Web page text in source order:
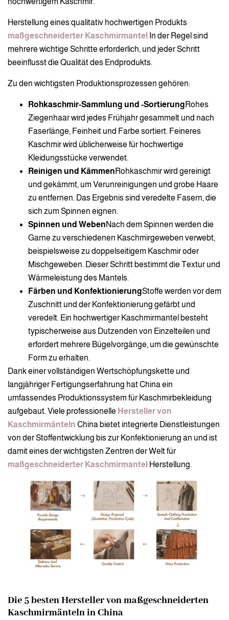
Herstellung eines qualitativ hochwertigen Produkts
maßgeschneiderter Kaschmirmantel
In der Regel sind
mehrere wichtige Schritte erforderlich, und jeder Schritt
beeinflusst die Qualität des Endprodukts.
Zu den wichtigsten Produktionsprozessen gehören:
Rohkaschmir-Sammlung und -Sortierung Rohes
Ziegenhaar wird jedes Frühjahr gesammelt und nach
Faserlänge, Feinheit und Farbe sortiert. Feineres
Kaschmir wird üblicherweise für hochwertige
Kleidungsstücke verwendet.
Reinigen und Kämmen Rohkaschmir wird gereinigt
und gekämmt, um Verunreinigungen und grobe Haare
zu entfernen. Das Ergebnis sind veredelte Fasern, die
sich zum Spinnen eignen.
Spinnen und WebenNach dem Spinnen werden die
Garne zu verschiedenen Kaschmirgeweben verwebt,
beispielsweise zu doppelseitigem Kaschmir oder
Mischgeweben. Dieser Schritt bestimmt die Textur und
Wärmeleistung des Mantels.
Färben und KonfektionierungStoffe werden vor dem
Zuschnitt und der Konfektionierung gefärbt und
veredelt. Ein hochwertiger Kaschmirmantel besteht
typischerweise aus Dutzenden von Einzelteilen und
erfordert mehrere Bügelvorgänge, um die gewünschte
Form zu erhalten.
Dank einer vollständigen Wertschöpfungskette und
langjähriger Fertigungserfahrung hat China ein
umfassendes Produktionssystem für Kaschmirbekleidung
aufgebaut. Viele professionelle Hersteller von
Kaschmirmänteln China bietet integrierte Dienstleistungen
von der Stoffentwicklung bis zur Konfektionierung an und ist
damit eines der wichtigsten Zentren der Welt für
maßgeschneiderter Kaschmirmantel Herstellung.
Die 5 besten Hersteller von maßgeschneiderten
Kaschmirmänteln in China